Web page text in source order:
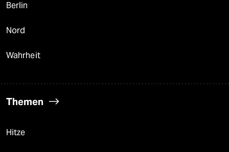
Berlin
Nord
Wahrheit
Themen
Hitze